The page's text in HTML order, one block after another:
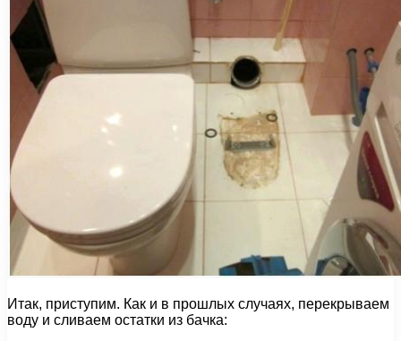
Итак, приступим. Как и в прошлых случаях, перекрываем
воду и сливаем остатки из бачка: